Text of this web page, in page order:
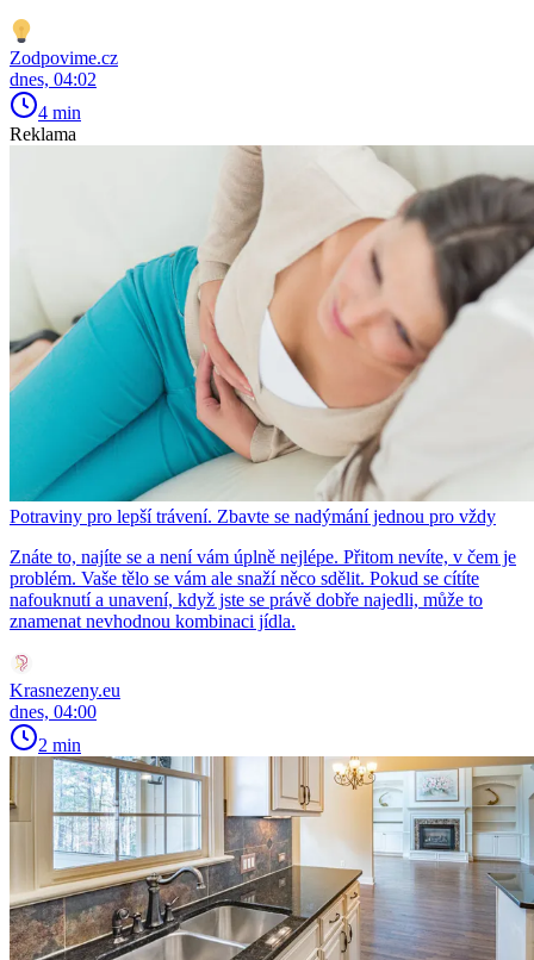
Zodpovime.cz
dnes, 04:02
4 min
Reklama
Potraviny pro lepší trávení. Zbavte se nadýmání jednou pro vždy
Znáte to, najíte se a není vám úplně nejlépe. Přitom nevíte, v čem je
problém. Vaše tělo se vám ale snaží něco sdělit. Pokud se cítíte
nafouknutí a unavení, když jste se právě dobře najedli, může to
znamenat nevhodnou kombinaci jídla.
Krasnezeny.eu
dnes, 04:00
2 min